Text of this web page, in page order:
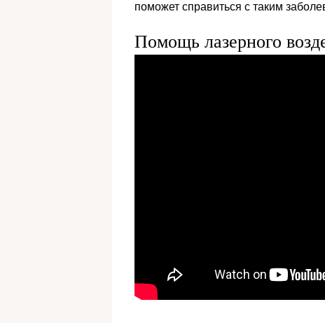
поможет справиться с таким
Помощь лазерного